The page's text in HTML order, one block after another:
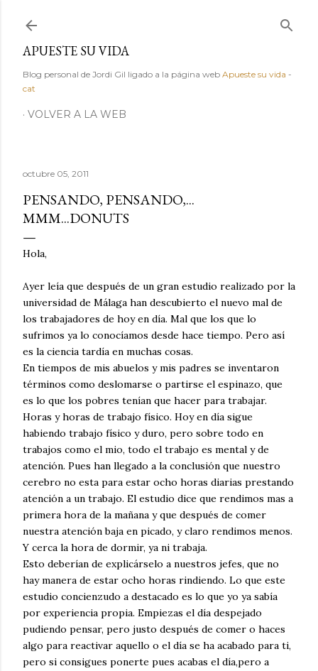
APUESTE SU VIDA
Blog personal de Jordi Gil ligado a la página web Apueste su vida -
cat
VOLVER A LA WEB
octubre 05, 2011
PENSANDO, PENSANDO,...
MMM...DONUTS
Hola,
Ayer leía que después de un gran estudio realizado por la
universidad de Málaga han descubierto el nuevo mal de
los trabajadores de hoy en día. Mal que los que lo
sufrimos ya lo conocíamos desde hace tiempo. Pero así
es la ciencia tardía en muchas cosas.
En tiempos de mis abuelos y mis padres se inventaron
términos como deslomarse o partirse el espinazo, que
es lo que los pobres tenían que hacer para trabajar.
Horas y horas de trabajo físico. Hoy en día sigue
habiendo trabajo físico y duro, pero sobre todo en
trabajos como el mio, todo el trabajo es mental y de
atención. Pues han llegado a la conclusión que nuestro
cerebro no esta para estar ocho horas diarias prestando
atención a un trabajo. El estudio dice que rendimos mas a
primera hora de la mañana y que después de comer
nuestra atención baja en picado, y claro rendimos menos.
Y cerca la hora de dormir, ya ni trabaja.
Esto deberían de explicárselo a nuestros jefes, que no
hay manera de estar ocho horas rindiendo. Lo que este
estudio concienzudo a destacado es lo que yo ya sabía
por experiencia propia. Empiezas el día despejado
pudiendo pensar, pero justo después de comer o haces
algo para reactivar aquello o el día se ha acabado para ti,
pero si consigues ponerte pues acabas el día,pero a